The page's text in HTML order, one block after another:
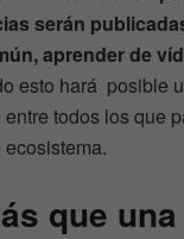
serán
aprender de
esto hará posible
todos los que
que